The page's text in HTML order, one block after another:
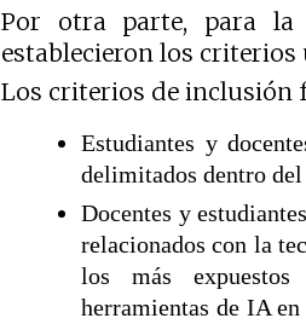
Por otra parte, para la
establecieron los
Los criterios de inclusión
Estudiantes y
delimitados dentro
Docentes y
relacionados con la
los más
herramientas de IA